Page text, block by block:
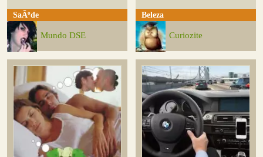
SaÃºde
Mundo DSE
Beleza
Curiozite